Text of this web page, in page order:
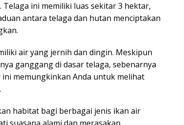
ini memiliki luas sekitar 3 hektar,
antara telaga dan hutan menciptakan
air yang jernih dan dingin. Meskipun
ganggang di dasar telaga, sebenarnya
memungkinkan Anda untuk melihat
habitat bagi berbagai jenis ikan air